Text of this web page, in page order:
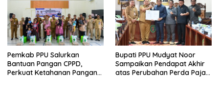
Pemkab PPU Salurkan
Bantuan Pangan CPPD,
Perkuat Ketahanan Pangan
Bupati PPU Mudyat Noor
Sampaikan Pendapat Akhir
atas Perubahan Perda Pajak